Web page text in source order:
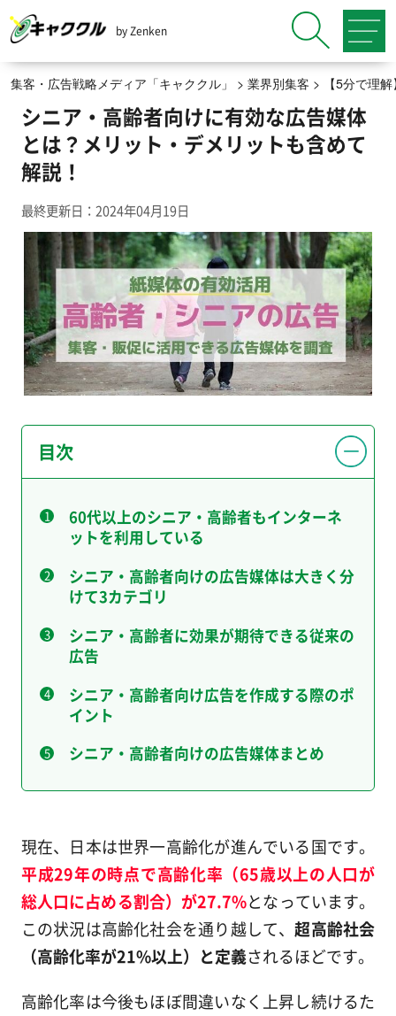
by Zenken
集客・広告戦略メディア「キャククル」 > 業界別集客 > 【5分で理
シニア・高齢者向けに有効な広告媒体
とは？メリット・デメリットも含めて
解説！
最終更新日：2024年04月19日
目次
60代以上のシニア・高齢者もインターネ
ットを利用している
シニア・高齢者向けの広告媒体は大きく分
けて3カテゴリ
シニア・高齢者に効果が期待できる従来の
広告
シニア・高齢者向け広告を作成する際のポ
イント
シニア・高齢者向けの広告媒体まとめ
現在、日本は世界一高齢化が進んでいる国です。
平成29年の時点で高齢化率（65歳以上の人口が
総人口に占める割合）が27.7%となっています。
この状況は高齢化社会を通り越して、超高齢社会
（高齢化率が21%以上）と定義されるほどです。
高齢化率は今後もほぼ間違いなく上昇し続けるた